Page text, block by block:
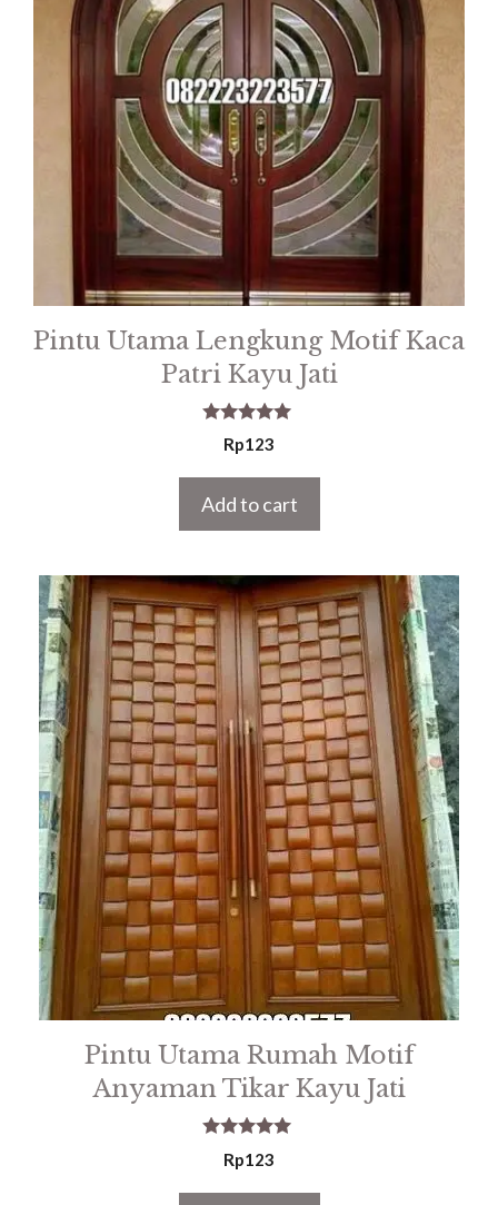
Pintu Utama Lengkung Motif Kaca
Patri Kayu Jati
5.00
out of 5
Rp123
Add to cart
Pintu Utama Rumah Motif
Anyaman Tikar Kayu Jati
5.00
out of 5
Rp123